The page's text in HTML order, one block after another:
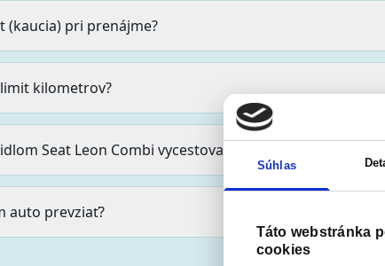
Súhlas
Táto webstránka
cookies
(kaucia) pri prenájme?
kilometrov?
Seat Leon Combi vycestovať do zahraničia?
auto prevziať?